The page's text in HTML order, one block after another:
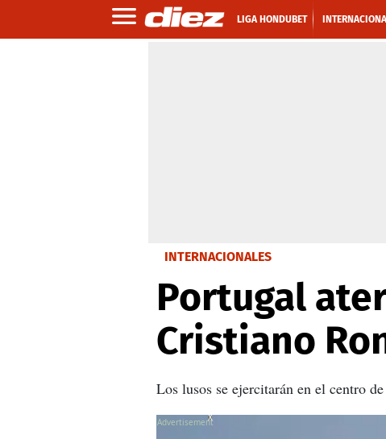
LIGA HONDUBET
INTERNACIONALES
Portugal
Cristiano
Los lusos se ejercitarán en el centro
X